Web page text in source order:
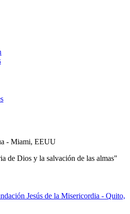
de Dios y la salvación de las almas"